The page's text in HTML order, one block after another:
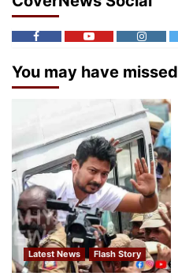
You may have missed
Latest News Flash Story